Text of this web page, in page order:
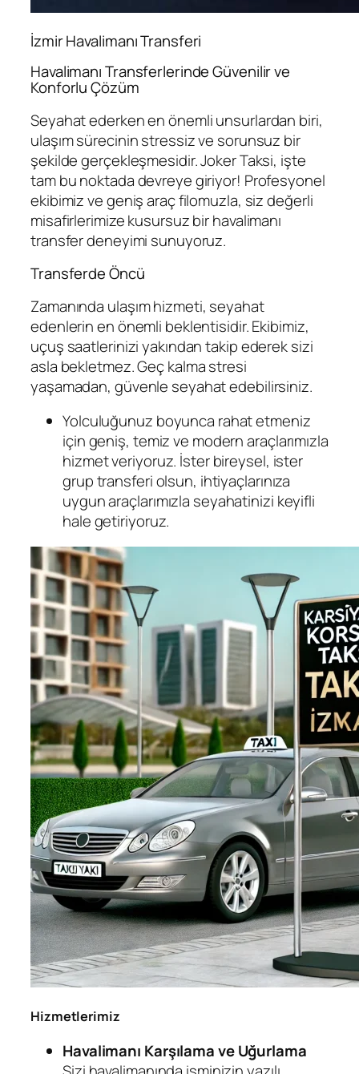
İzmir Havalimanı Transferi
Havalimanı Transferlerinde Güvenilir ve
Konforlu Çözüm
Seyahat ederken en önemli unsurlardan biri,
ulaşım sürecinin stressiz ve sorunsuz bir
şekilde gerçekleşmesidir. Joker Taksi, işte
tam bu noktada devreye giriyor! Profesyonel
ekibimiz ve geniş araç filomuzla, siz değerli
misafirlerimize kusursuz bir havalimanı
transfer deneyimi sunuyoruz.
Transferde Öncü
Zamanında ulaşım hizmeti, seyahat
edenlerin en önemli beklentisidir. Ekibimiz,
uçuş saatlerinizi yakından takip ederek sizi
asla bekletmez. Geç kalma stresi
yaşamadan, güvenle seyahat edebilirsiniz.
Yolculuğunuz boyunca rahat etmeniz
için geniş, temiz ve modern araçlarımızla
hizmet veriyoruz. İster bireysel, ister
grup transferi olsun, ihtiyaçlarınıza
uygun araçlarımızla seyahatinizi keyifli
hale getiriyoruz.
Hizmetlerimiz
Havalimanı Karşılama ve Uğurlama